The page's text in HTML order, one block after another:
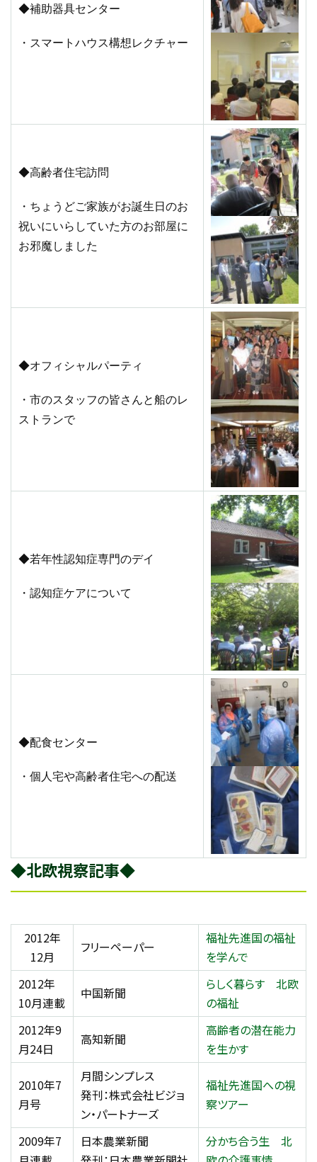
◆補助器具センター
・スマートハウス構想レクチャー
◆高齢者住宅訪問
・ちょうどご家族がお誕生日のお
祝いにいらしていた方のお部屋に
お邪魔しました
◆オフィシャルパーティ
・市のスタッフの皆さんと船のレ
ストランで
◆若年性認知症専門のデイ
・認知症ケアについて
◆配食センター
・個人宅や高齢者住宅への配送
◆北欧視察記事◆
2012年
12月
フリーペーパー
福祉先進国の福祉
を学んで
2012年
10月連載
中国新聞
らしく暮らす 北欧
の福祉
2012年9
月24日
高知新聞
高齢者の潜在能力
を生かす
2010年7
月号
月間シンプレス
発刊：株式会社ビジョ
ン・パートナーズ
福祉先進国への視
察ツアー
2009年7
日本農業新聞
分かち合う生 北